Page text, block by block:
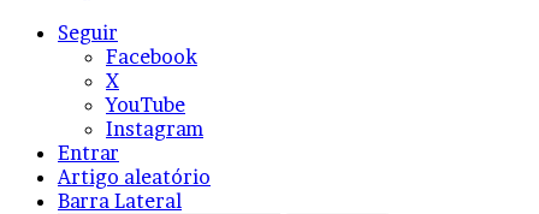
Seguir
Facebook
X
YouTube
Instagram
Entrar
Artigo aleatório
Barra Lateral